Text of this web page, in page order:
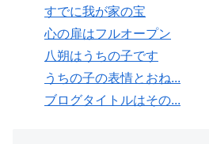
すでに我が家の宝
心の扉はフルオープン
八朔はうちの子です
うちの子の表情とおね...
ブログタイトルはその...